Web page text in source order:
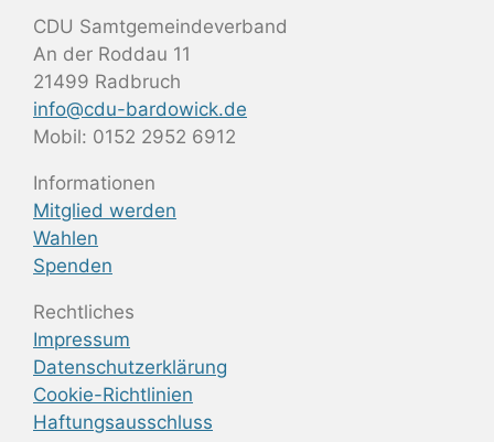
CDU Samtgemeindeverband
An der Roddau 11
21499 Radbruch
info@cdu-bardowick.de
Mobil: 0152 2952 6912
Informationen
Mitglied werden
Wahlen
Spenden
Rechtliches
Impressum
Datenschutzerklärung
Cookie-Richtlinien
Haftungsausschluss